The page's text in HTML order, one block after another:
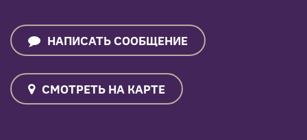
НАПИСАТЬ СООБЩЕНИЕ
СМОТРЕТЬ НА КАРТЕ